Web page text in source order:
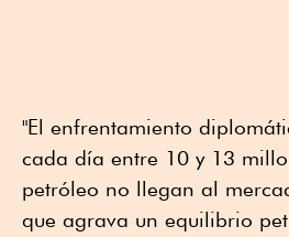
"El enfrentamiento
cada día entre 10 y 13
petróleo no llegan al
que agrava un equilibrio